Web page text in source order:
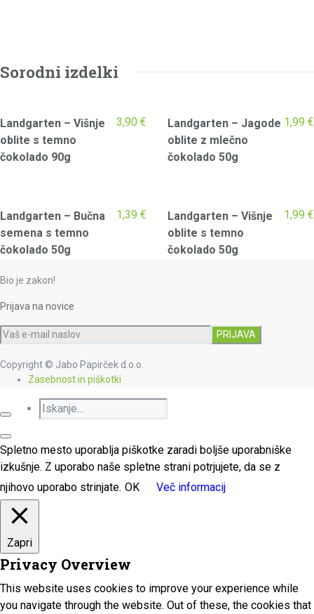
Sorodni izdelki
Landgarten – Višnje
oblite s temno
čokolado 90g
3,90 €
Landgarten – Jagode
oblite z mlečno
čokolado 50g
1,99 €
Landgarten – Bučna
semena s temno
čokolado 50g
1,39 €
Landgarten – Višnje
oblite s temno
čokolado 50g
1,99 €
Bio je zakon!
Prijava na novice
Copyright © Jabo Papirček d.o.o.
Zasebnost in piškotki
Spletno mesto uporablja piškotke zaradi boljše uporabniške
izkušnje. Z uporabo naše spletne strani potrjujete, da se z
njihovo uporabo strinjate. OK Več informacij
Zapri
Privacy Overview
This website uses cookies to improve your experience while
you navigate through the website. Out of these, the cookies that